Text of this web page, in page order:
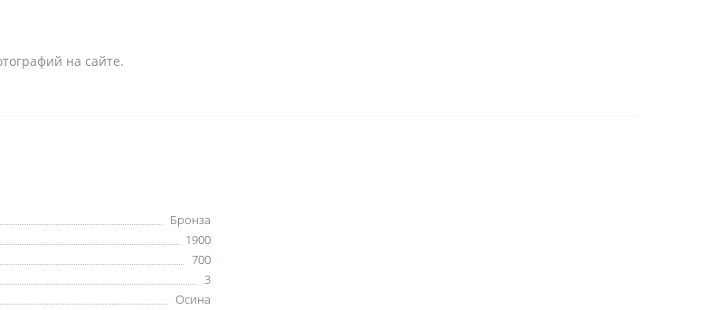
на сайте.
Бронза
1900
700
3
Осина